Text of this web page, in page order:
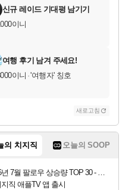
셨습니다.
셨습니다.
셨습니다.
셨습니다.
셨습니다.
셨습니다.
(스팀코드)를 교환.
셨습니다.
신규 레이드 기대평 남기기
이니
여행 후기 남겨 주세요!
이니 ·'여행자' 칭호
새로고침
의 치지직 오늘의 SOOP
7월 팔로우 상승량 TOP 30 - 월간 치지직
지직 애플TV 앱 출시